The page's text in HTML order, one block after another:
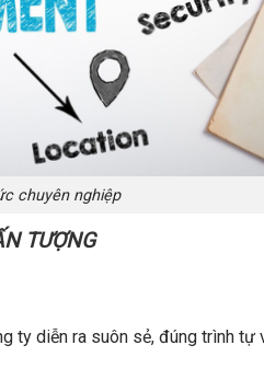
chuyên nghiệp
TƯỢNG
ty diễn ra suôn sẻ, đúng trình tự